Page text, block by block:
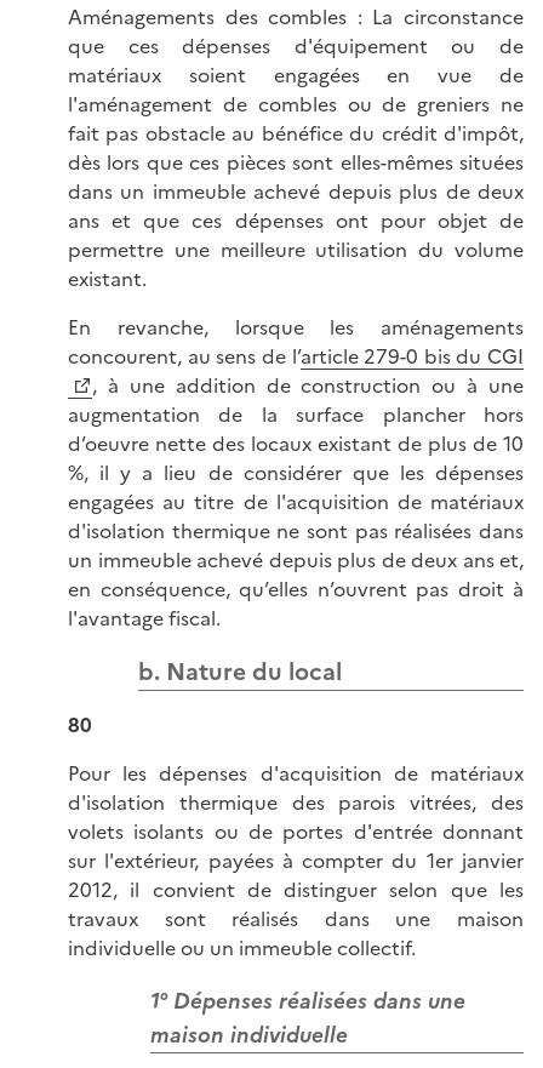
Aménagements des combles : La circonstance
que ces dépenses d'équipement ou de
matériaux soient engagées en vue de
l'aménagement de combles ou de greniers ne
fait pas obstacle au bénéfice du crédit d'impôt,
dès lors que ces pièces sont elles-mêmes situées
dans un immeuble achevé depuis plus de deux
ans et que ces dépenses ont pour objet de
permettre une meilleure utilisation du volume
existant.
En revanche, lorsque les aménagements
concourent, au sens de l’article 279-0 bis du CGI
, à une addition de construction ou à une
augmentation de la surface plancher hors
d’oeuvre nette des locaux existant de plus de 10
%, il y a lieu de considérer que les dépenses
engagées au titre de l'acquisition de matériaux
d'isolation thermique ne sont pas réalisées dans
un immeuble achevé depuis plus de deux ans et,
en conséquence, qu’elles n’ouvrent pas droit à
l'avantage fiscal.
b. Nature du local
80
Pour les dépenses d'acquisition de matériaux
d'isolation thermique des parois vitrées, des
volets isolants ou de portes d'entrée donnant
sur l'extérieur, payées à compter du 1er janvier
2012, il convient de distinguer selon que les
travaux sont réalisés dans une maison
individuelle ou un immeuble collectif.
1° Dépenses réalisées dans une
maison individuelle